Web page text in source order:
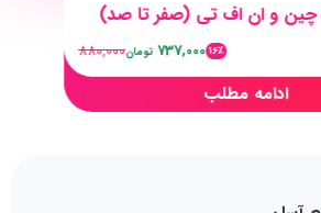
و ان اف تی (صفر تا صد)
16٪ 737,000 تومان880,000
ادامه مطلب